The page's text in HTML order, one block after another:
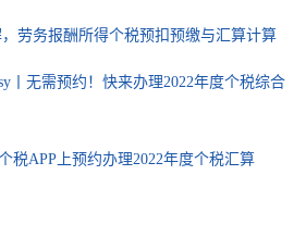
劳务报酬所得个税预扣预缴与汇算计算
丨无需预约！快来办理2022年度个税综合
税APP上预约办理2022年度个税汇算